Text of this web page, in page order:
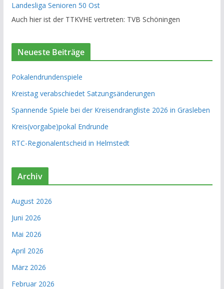
Landesliga Senioren 50 Ost
Auch hier ist der TTKVHE vertreten: TVB Schöningen
Neueste Beiträge
Pokalendrundenspiele
Kreistag verabschiedet Satzungsänderungen
Spannende Spiele bei der Kreisendrangliste 2026 in Grasleben
Kreis(vorgabe)pokal Endrunde
RTC-Regionalentscheid in Helmstedt
Archiv
August 2026
Juni 2026
Mai 2026
April 2026
März 2026
Februar 2026